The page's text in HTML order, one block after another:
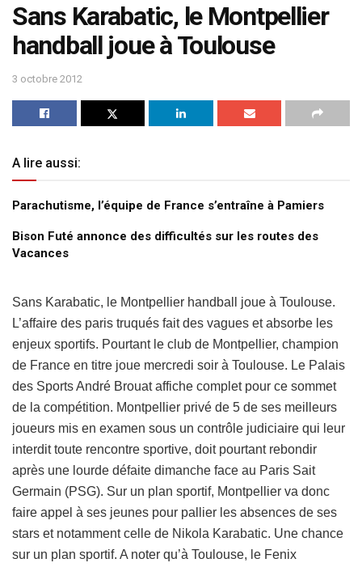
Sans Karabatic, le Montpellier
handball joue à Toulouse
3 octobre 2012
A lire aussi:
Parachutisme, l’équipe de France s’entraîne à Pamiers
Bison Futé annonce des difficultés sur les routes des
Vacances
Sans Karabatic, le Montpellier handball joue à Toulouse.
L’affaire des paris truqués fait des vagues et absorbe les
enjeux sportifs. Pourtant le club de Montpellier, champion
de France en titre joue mercredi soir à Toulouse. Le Palais
des Sports André Brouat affiche complet pour ce sommet
de la compétition. Montpellier privé de 5 de ses meilleurs
joueurs mis en examen sous un contrôle judiciaire qui leur
interdit toute rencontre sportive, doit pourtant rebondir
après une lourde défaite dimanche face au Paris Sait
Germain (PSG). Sur un plan sportif, Montpellier va donc
faire appel à ses jeunes pour pallier les absences de ses
stars et notamment celle de Nikola Karabatic. Une chance
sur un plan sportif. A noter qu’à Toulouse, le Fenix